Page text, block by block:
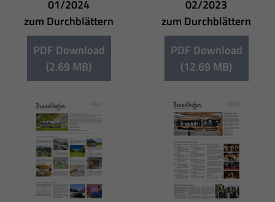
01/2024
zum Durchblättern
PDF Download
(2.69 MB)
02/2023
zum Durchblättern
PDF Download
(12.69 MB)